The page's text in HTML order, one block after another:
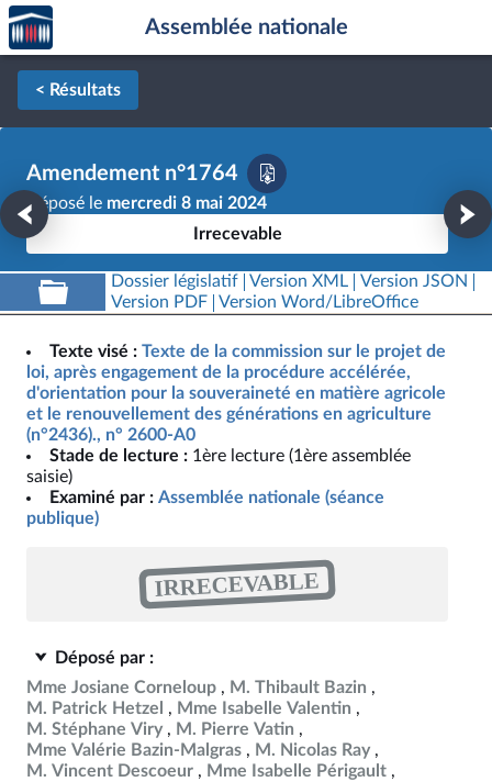
Aller au contenu
Aller en bas de la page
Accèder
à la
page
d'accueil
Assemblée nationale
< Résultats
Amendement n°1764
Déposé le mercredi 8 mai 2024
Irrecevable
Dossier législatif Version XML
Version JSON
Version PDF
Version Word/LibreOffice
Texte visé : Texte de la commission sur le projet de
loi, après engagement de la procédure accélérée,
d'orientation pour la souveraineté en matière agricole
et le renouvellement des générations en agriculture
(n°2436)., n° 2600-A0
Stade de lecture : 1ère lecture (1ère assemblée
saisie)
Examiné par : Assemblée nationale (séance
publique)
IRRECEVABLE
Déposé par :
Mme Josiane Corneloup
M. Thibault Bazin
M. Patrick Hetzel
Mme Isabelle Valentin
M. Stéphane Viry
M. Pierre Vatin
Mme Valérie Bazin-Malgras
M. Nicolas Ray
M. Vincent Descoeur
Mme Isabelle Périgault